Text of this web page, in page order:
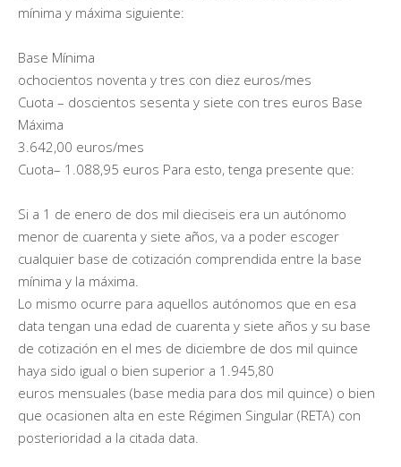
mínima y máxima siguiente:
Base Mínima
ochocientos noventa y tres con diez euros/mes
Cuota ­– doscientos sesenta y siete con tres euros Base
Máxima
3.642,00 euros/mes
Cuota– 1.088,95 euros Para esto, tenga presente que:
Si a 1 de enero de dos mil dieciseis era un autónomo
menor de cuarenta y siete años, va a poder escoger
cualquier base de cotización comprendida entre la base
mínima y la máxima.
Lo mismo ocurre para aquellos autónomos que en esa
data tengan una edad de cuarenta y siete años y su base
de cotización en el mes de diciembre de dos mil quince
haya sido igual o bien superior a 1.945,80
euros mensuales (base media para dos mil quince) o bien
que ocasionen alta en este Régimen Singular (RETA) con
posterioridad a la citada data.